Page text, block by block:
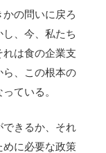
の問いに戻ろ
、今、私たち
は食の企業支
、この根本の
ている。
きるか、それ
めに必要な政策